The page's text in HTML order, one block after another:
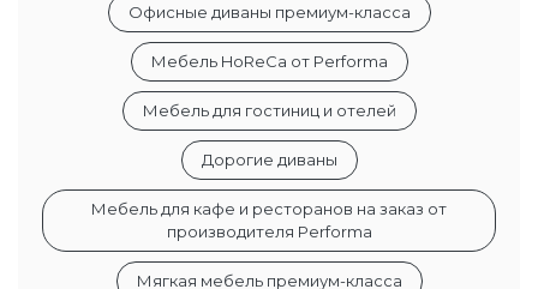
Офисные диваны премиум-класса
Мебель HoReCa от Performa
Мебель для гостиниц и отелей
Дорогие диваны
Мебель для кафе и ресторанов на заказ от
производителя Performa
Мягкая мебель премиум-класса